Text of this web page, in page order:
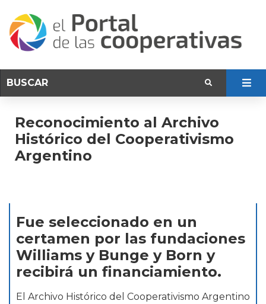
Reconocimiento al Archivo
Histórico del Cooperativismo
Argentino
Fue seleccionado en un
certamen por las fundaciones
Williams y Bunge y Born y
recibirá un financiamiento.
El Archivo Histórico del Cooperativismo Argentino